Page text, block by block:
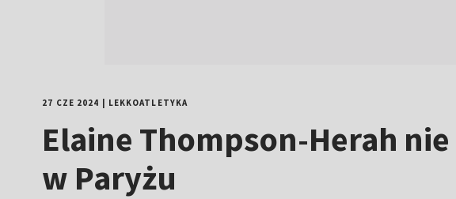
27 CZE 2024 LEKKOATLETYKA
Elaine Thompson-Herah
w Paryżu